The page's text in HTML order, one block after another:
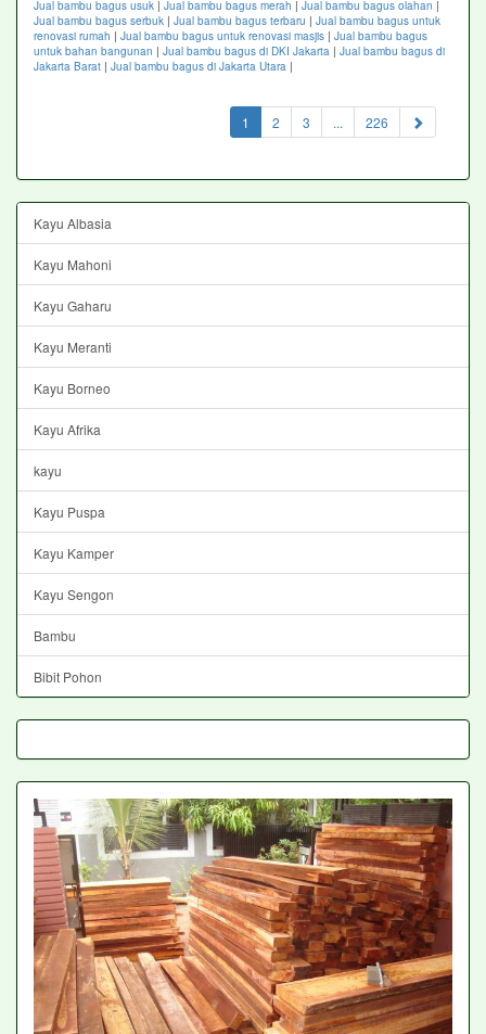
Jual bambu bagus usuk | Jual bambu bagus merah | Jual bambu bagus olahan |
Jual bambu bagus serbuk | Jual bambu bagus terbaru | Jual bambu bagus untuk
renovasi rumah | Jual bambu bagus untuk renovasi masjis | Jual bambu bagus
untuk bahan bangunan | Jual bambu bagus di DKI Jakarta | Jual bambu bagus di
Jakarta Barat | Jual bambu bagus di Jakarta Utara |
1 (current)
2 3 ... 226
Kayu Albasia
Kayu Mahoni
Kayu Gaharu
Kayu Meranti
Kayu Borneo
Kayu Afrika
kayu
Kayu Puspa
Kayu Kamper
Kayu Sengon
Bambu
Bibit Pohon